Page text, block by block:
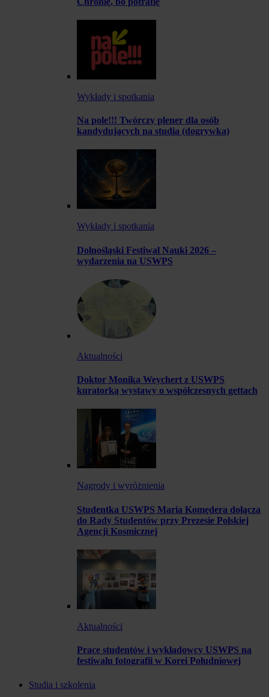
Wykłady i spotkania
Na pole!!! Twórczy plener dla osób
kandydujących na studia (dogrywka)
Wykłady i spotkania
Dolnośląski Festiwal Nauki 2026 –
wydarzenia na USWPS
Aktualności
Doktor Monika Weychert z USWPS
kuratorką wystawy o współczesnych gettach
Nagrody i wyróżnienia
Studentka USWPS Maria Komędera dołącza
do Rady Studentów przy Prezesie Polskiej
Agencji Kosmicznej
Aktualności
Prace studentów i wykładowcy USWPS na
festiwalu fotografii w Korei Południowej
Studia i szkolenia